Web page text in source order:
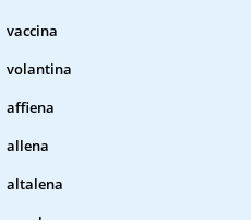
vaccina
volantina
affiena
allena
altalena